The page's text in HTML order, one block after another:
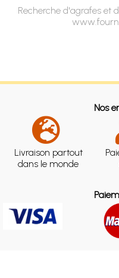
Recherche d'agrafes et
Nos
Livraison partout
dans le monde